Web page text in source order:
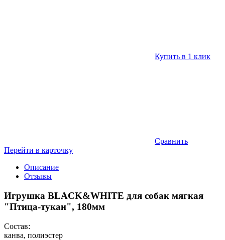
Купить в 1 клик
Сравнить
Перейти в карточку
Описание
Отзывы
Игрушка BLACK&WHITE для собак мягкая
"Птица-тукан", 180мм
Состав:
канва, полиэстер